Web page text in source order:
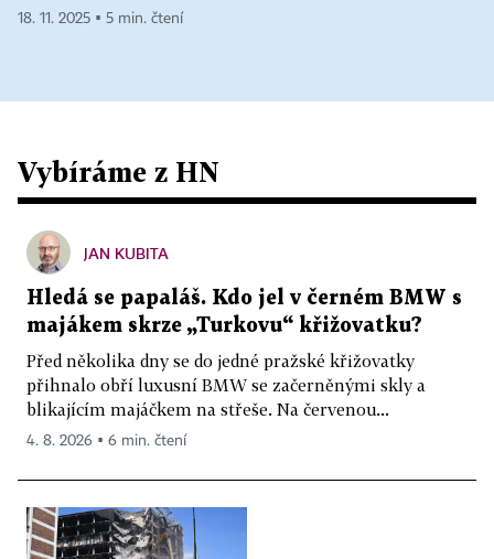
18. 11. 2025 ▪ 5 min. čtení
Vybíráme z HN
JAN KUBITA
Hledá se papaláš. Kdo jel v černém BMW s
majákem skrze „Turkovu“ křižovatku?
Před několika dny se do jedné pražské křižovatky
přihnalo obří luxusní BMW se začerněnými skly a
blikajícím majáčkem na střeše. Na červenou...
4. 8. 2026 ▪ 6 min. čtení